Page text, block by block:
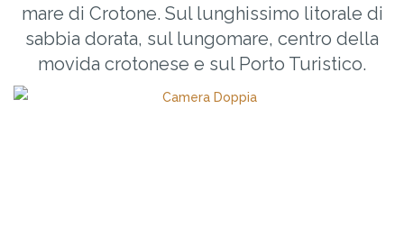
mare di Crotone. Sul lunghissimo litorale di
sabbia dorata, sul lungomare, centro della
movida crotonese e sul Porto Turistico.